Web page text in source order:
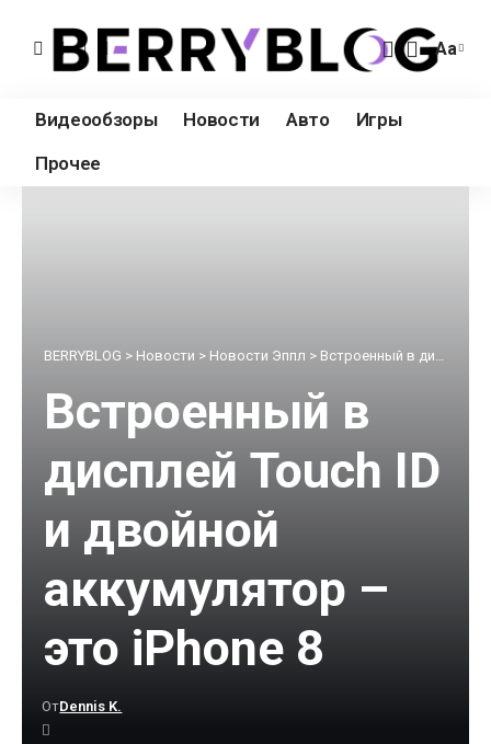
Аа
Видеообзоры Новости Авто
Игры
Прочее
BERRYBLOG > Новости > Новости Эппл > Встроенный в дисплей Touch ID и двойной аккумулятор – это iPhone 8
Встроенный в
дисплей Touch ID
и двойной
аккумулятор –
это iPhone 8
ОтDennis K.